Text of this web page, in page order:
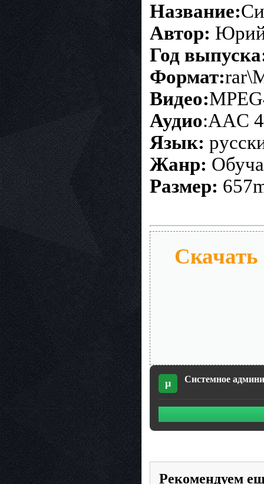
Название:
Автор: Юрий
Год
Формат:
Видео:
Аудио:AAC
Язык:
Жанр:
Размер:
Скачать
µ Системное
Рекомендуем